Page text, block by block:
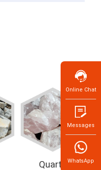
Quartz
Online Chat
Messages
WhatsApp